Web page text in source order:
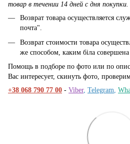
товар в течении 14 дней с дня покупки.
Возврат товара осуществляется
почта".
Возврат стоимости товара
же способом, каким біла совершена
Помощь в подборе по фото или по
Вас интересует, скинуть фото,
+38 068 790 77 00 - Viber, Telegram,